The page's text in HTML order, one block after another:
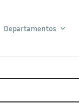
Departamentos